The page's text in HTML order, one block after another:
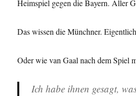
Heimspiel gegen die Bayern. Aller
Das wissen die Münchner.
Oder wie van Gaal nach dem Spiel
Ich habe ihnen gesagt,